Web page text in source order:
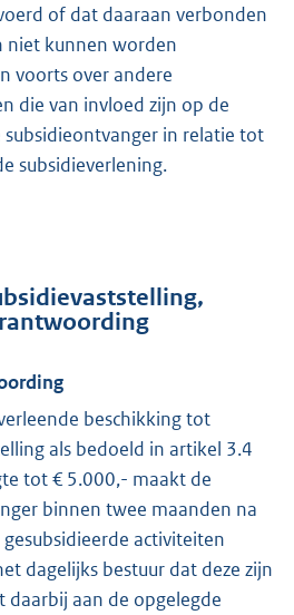
of dat daaraan verbonden
niet kunnen worden
voorts over andere
die van invloed zijn op de
subsidieontvanger in relatie tot
subsidieverlening.
beschikking tot
als bedoeld in artikel 3.4
tot € 5.000,- maakt de
binnen twee maanden na
activiteiten
dagelijks bestuur dat deze zijn
daarbij aan de opgelegde